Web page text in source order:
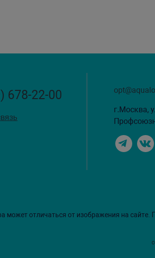
678-22-00
г.Москва,
отличаться от изображения на сайте.